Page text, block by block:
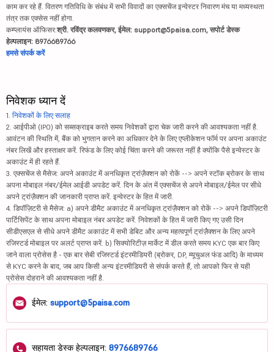
काम कर रहे हैं. वितरण गतिविधि के संबंध में सभी विवादों का एक्सचेंज इन्वेस्टर निवारण मंच या मध्यस्थता
तंत्र तक एक्सेस नहीं होगा.
कम्प्लायंस ऑफिसर:श्री. रविंद्र कलवणकर, ईमेल: support@5paisa.com, सपोर्ट डेस्क
हेल्पलाइन: 8976689766
हमसे संपर्क करें
निवेशक ध्यान दें
1. निवेशकों के लिए सलाह
2. आईपीओ (IPO) को सब्सक्राइब करते समय निवेशकों द्वारा चेक जारी करने की आवश्यकता नहीं है.
आवंटन की स्थिति में, बैंक को भुगतान करने का अधिकार देने के लिए एप्लीकेशन फॉर्म पर अपना अकाउंट
नंबर लिखें और हस्ताक्षर करें. रिफंड के लिए कोई चिंता करने की जरूरत नहीं है क्योंकि पैसे इन्वेस्टर के
अकाउंट में ही रहते हैं.
3. एक्सचेंज से मैसेज: अपने अकाउंट में अनधिकृत ट्रांज़ैक्शन को रोकें --> अपने स्टॉक ब्रोकर के साथ
अपना मोबाइल नंबर/ईमेल आईडी अपडेट करें. दिन के अंत में एक्सचेंज से अपने मोबाइल/ईमेल पर सीधे
अपने ट्रांज़ैक्शन की जानकारी प्राप्त करें. इन्वेस्टर के हित में जारी.
4. डिपॉज़िटरी से मैसेज: a) अपने डीमैट अकाउंट में अनधिकृत ट्रांज़ैक्शन को रोकें --> अपने डिपॉज़िटरी
पार्टिसिपेंट के साथ अपना मोबाइल नंबर अपडेट करें. निवेशकों के हित में जारी किए गए उसी दिन
सीडीएसएल से सीधे अपने डीमैट अकाउंट में सभी डेबिट और अन्य महत्वपूर्ण ट्रांज़ैक्शन के लिए अपने
रजिस्टर्ड मोबाइल पर अलर्ट प्राप्त करें. b) सिक्योरिटीज़ मार्केट में डील करते समय KYC एक बार किए
जाने वाला प्रोसेस है - एक बार सेबी रजिस्टर्ड इंटरमीडियरी (ब्रोकर, DP, म्यूचुअल फंड आदि) के माध्यम
से KYC करने के बाद, जब आप किसी अन्य इंटरमीडियरी से संपर्क करते हैं, तो आपको फिर से यही
प्रोसेस दोहराने की आवश्यकता नहीं है.
ईमेल: support@5paisa.com
सहायता डेस्क हेल्पलाइन: 8976689766